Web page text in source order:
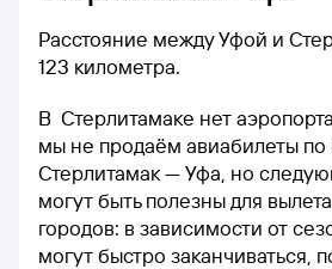
Расстояние между Уфой и
123 километра.
В Стерлитамаке нет
мы не продаём авиабилеты
Стерлитамак — Уфа, но
могут быть полезны для
городов: в зависимости от
могут быстро заканчиваться,